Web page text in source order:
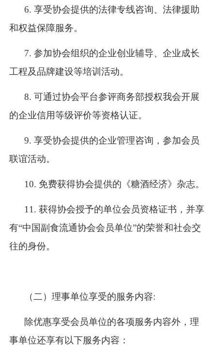
6. 享受协会提供的法律专线咨询、法律援助
和权益保障服务。
7. 参加协会组织的企业创业辅导、企业成长
工程及品牌建设等培训活动。
8. 可通过协会平台参评商务部授权我会开展
的企业信用等级评价等资格认证。
9. 享受协会提供的企业管理咨询，参加会员
联谊活动。
10. 免费获得协会提供的《糖酒经济》杂志。
11. 获得协会授予的单位会员资格证书，并享
有“中国副食流通协会会员单位”的荣誉和社会交
往的身份。
（二）理事单位享受的服务内容:
除优惠享受会员单位的各项服务内容外，理
事单位还享有以下服务内容：